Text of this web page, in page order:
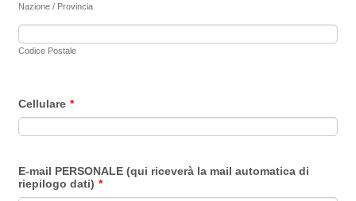
Nazione / Provincia
Codice Postale
Cellulare *
E-mail PERSONALE (qui riceverà la mail automatica di
riepilogo dati) *